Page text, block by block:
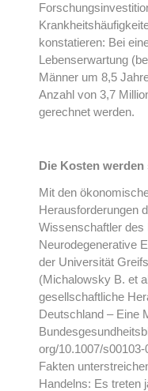
konstatieren: Bei
Lebenserwartung
Männer um 8,5
Anzahl von 3,7
gerechnet werden.
Die Kosten
Mit den
Herausforderungen
Wissenschaftler
Neurodegenerative
der Universität
(Michalowsky B. et
gesellschaftliche
Deutschland – Eine
org/10.1007/
Fakten
Handelns: Es treten